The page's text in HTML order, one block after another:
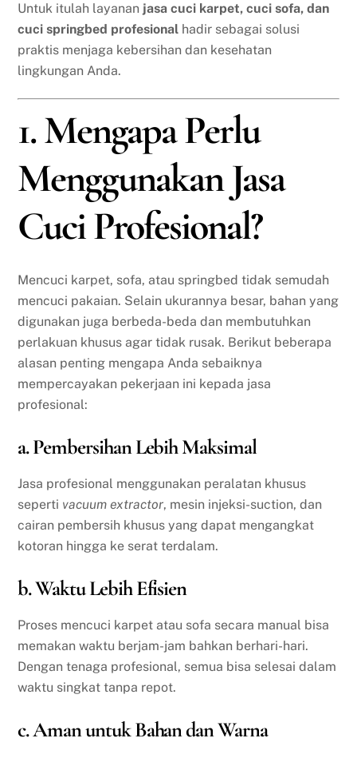
Untuk itulah layanan jasa cuci karpet, cuci sofa, dan
cuci springbed profesional hadir sebagai solusi
praktis menjaga kebersihan dan kesehatan
lingkungan Anda.
1. Mengapa Perlu
Menggunakan Jasa
Cuci Profesional?
Mencuci karpet, sofa, atau springbed tidak semudah
mencuci pakaian. Selain ukurannya besar, bahan yang
digunakan juga berbeda-beda dan membutuhkan
perlakuan khusus agar tidak rusak. Berikut beberapa
alasan penting mengapa Anda sebaiknya
mempercayakan pekerjaan ini kepada jasa
profesional:
a. Pembersihan Lebih Maksimal
Jasa profesional menggunakan peralatan khusus
seperti vacuum extractor, mesin injeksi-suction, dan
cairan pembersih khusus yang dapat mengangkat
kotoran hingga ke serat terdalam.
b. Waktu Lebih Efisien
Proses mencuci karpet atau sofa secara manual bisa
memakan waktu berjam-jam bahkan berhari-hari.
Dengan tenaga profesional, semua bisa selesai dalam
waktu singkat tanpa repot.
c. Aman untuk Bahan dan Warna